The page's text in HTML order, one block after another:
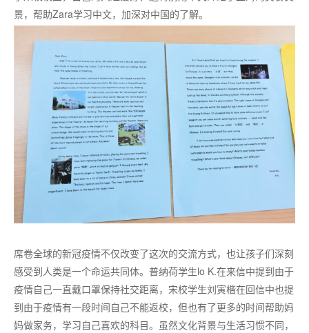
景，帮助Zara学习中文，加深对中国的了解。
席卷全球的新冠疫情不仅改变了这次的交流方式，也让孩子们深刻
感受到人类是一个命运共同体。普纳荷学生lo K.在来信中提到由于
疫情自己一直戴口罩保持社交距离，宋校学生刘寅楷在回信中也提
到由于疫情有一段时间自己不能返校，但也有了更多的时间帮助妈
妈做家务，学习自己喜欢的科目。虽然文化背景与生活习惯不同，